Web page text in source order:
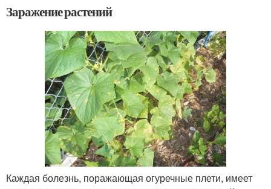
Заражение растений
Каждая болезнь, поражающая огуречные плети, имеет